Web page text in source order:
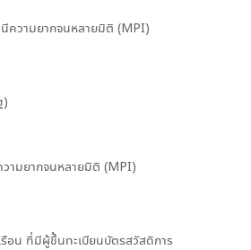
ความยากจนหลายมิติ (MPI)
)
ามยากจนหลายมิติ (MPI)
อน ที่มีผู้ขึ้นทะเบียนบัตรสวัสดิการ